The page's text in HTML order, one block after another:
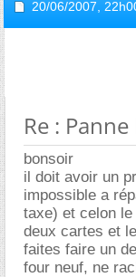
20/06/2007,
Re :
bonsoir
il doit avoir un
impossible a
taxe) et celon
deux cartes et
faites faire un
four neuf, ne